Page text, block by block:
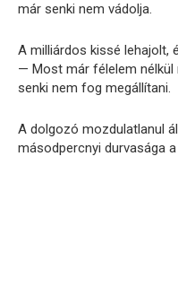
már senki nem vádolja.
A milliárdos kissé lehajolt,
— Most már félelem nélkül
senki nem fog megállítani.
A dolgozó mozdulatlanul
másodpercnyi durvasága